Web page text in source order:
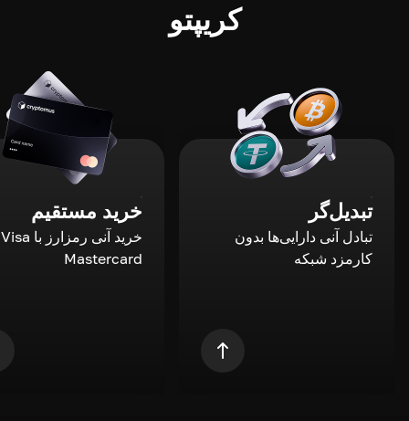
کریپتو
تبدیل‌گر
تبادل آنی دارایی‌ها بدون
کارمزد شبکه
خرید مستقیم
Mastercard